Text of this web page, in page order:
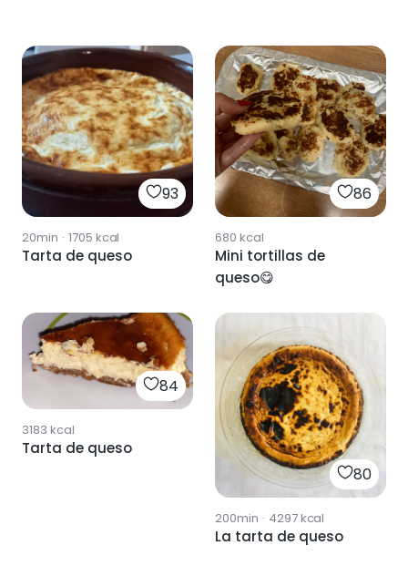
93
20min · 1705 kcal
Tarta de queso
86
680 kcal
Mini tortillas de
queso😋
84
3183 kcal
Tarta de queso
80
200min · 4297kcal
La tarta de queso